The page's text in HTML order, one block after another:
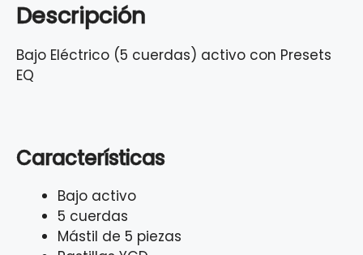
Descripción
Bajo Eléctrico (5 cuerdas) activo con Presets
EQ
Características
Bajo activo
5 cuerdas
Mástil de 5 piezas